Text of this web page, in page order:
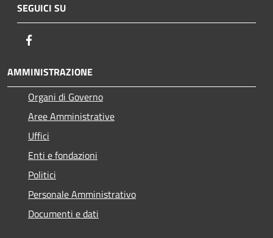
SEGUICI SU
AMMINISTRAZIONE
Organi di Governo
Aree Amministrative
Uffici
Enti e fondazioni
Politici
Personale Amministrativo
Documenti e dati